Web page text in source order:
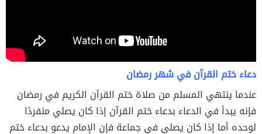
دعاء ختم القرآن في شهر رمضان
عندما ينتهي المسلم من صلاة ختم القرآن الكريم في رمضان
فإنه يبدأ في الدعاء بدعاء ختم القرآن إذا كان يصلي منفردًا
لوحده أما إذا كان يصلي في جماعة فإن الإمام يدعو بدعاء ختم